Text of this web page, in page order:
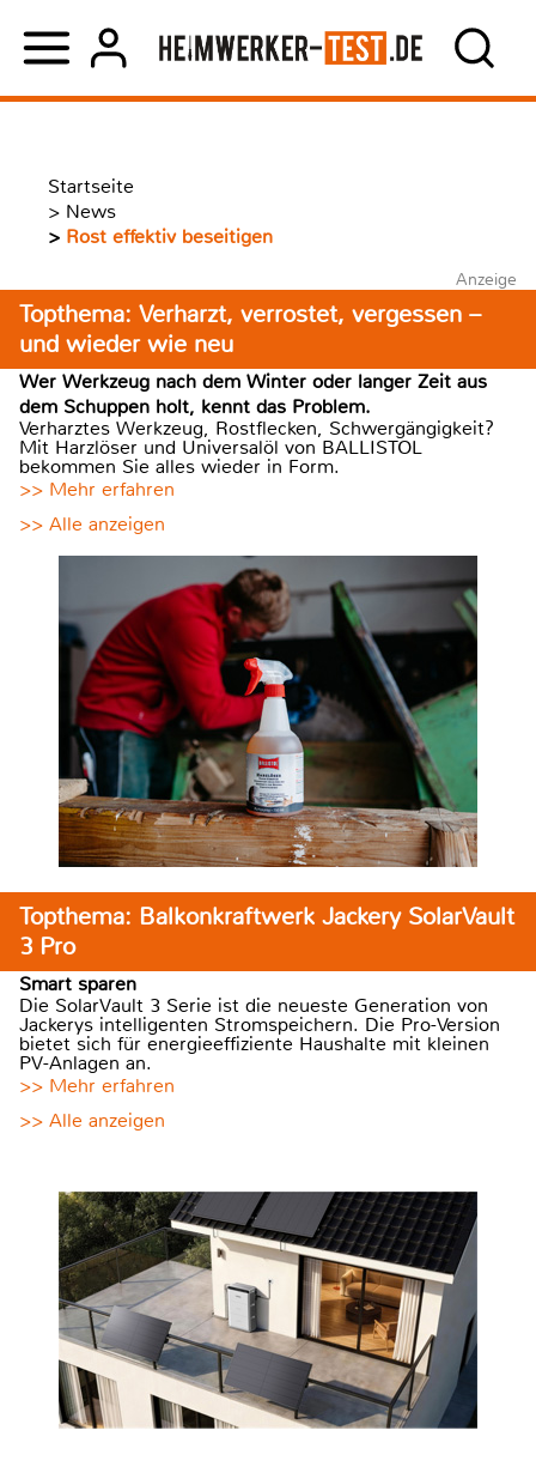
Startseite
> News
> Rost effektiv beseitigen
Anzeige
Topthema: Verharzt, verrostet, vergessen –
und wieder wie neu
Wer Werkzeug nach dem Winter oder langer Zeit aus
dem Schuppen holt, kennt das Problem.
Verharztes Werkzeug, Rostflecken, Schwergängigkeit?
Mit Harzlöser und Universalöl von BALLISTOL
bekommen Sie alles wieder in Form.
>> Mehr erfahren
>> Alle anzeigen
Topthema: Balkonkraftwerk Jackery SolarVault
3 Pro
Smart sparen
Die SolarVault 3 Serie ist die neueste Generation von
Jackerys intelligenten Stromspeichern. Die Pro-Version
bietet sich für energieeffiziente Haushalte mit kleinen
PV-Anlagen an.
>> Mehr erfahren
>> Alle anzeigen